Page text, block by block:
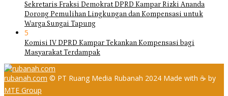
Sekretaris Fraksi Demokrat DPRD Kampar Rizki Ananda
Dorong Pemulihan Lingkungan dan Kompensasi untuk
Warga Sungai Tapung
5
Komisi IV DPRD Kampar Tekankan Kompensasi bagi
Masyarakat Terdampak
rubanah.com © PT Ruang Media Rubanah 2024 Made with ☕ by
MTE Group